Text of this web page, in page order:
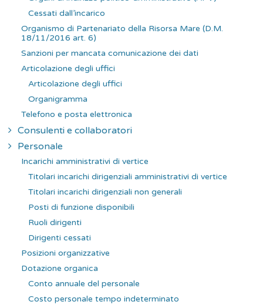
Cessati dall’incarico
Organismo di Partenariato della Risorsa Mare (D.M.
18/11/2016 art. 6)
Sanzioni per mancata comunicazione dei dati
Articolazione degli uffici
Articolazione degli uffici
Organigramma
Telefono e posta elettronica
Consulenti e collaboratori
Personale
Incarichi amministrativi di vertice
Titolari incarichi dirigenziali amministrativi di vertice
Titolari incarichi dirigenziali non generali
Posti di funzione disponibili
Ruoli dirigenti
Dirigenti cessati
Posizioni organizzative
Dotazione organica
Conto annuale del personale
Costo personale tempo indeterminato